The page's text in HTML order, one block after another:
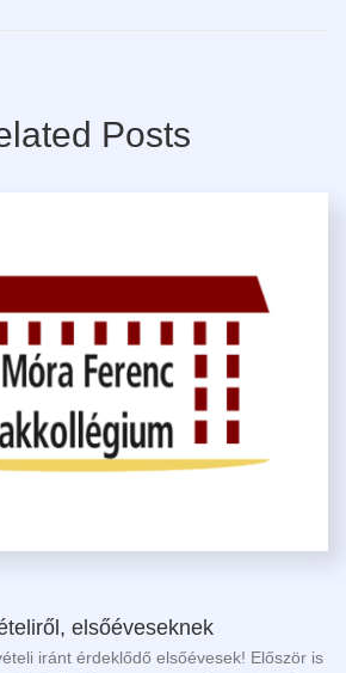
Posts
elsőéveseknek
iránt érdeklődő elsőévesek! Először is